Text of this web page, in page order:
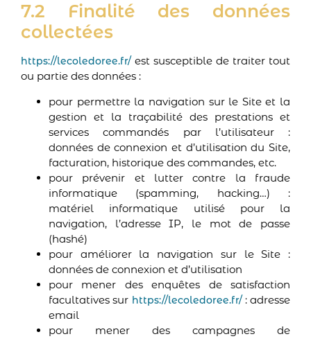
7.2 Finalité des données
collectées
https://lecoledoree.fr/est susceptible de traiter tout
ou partie des données :
pour permettre la navigation sur le Site et la
gestion et la traçabilité des prestations et
services commandés par l’utilisateur :
données de connexion et d’utilisation du Site,
facturation, historique des commandes, etc.
pour prévenir et lutter contre la fraude
informatique (spamming, hacking…) :
matériel informatique utilisé pour la
navigation, l’adresse IP, le mot de passe
(hashé)
pour améliorer la navigation sur le Site :
données de connexion et d’utilisation
pour mener des enquêtes de satisfaction
facultatives sur https://lecoledoree.fr/: adresse
email
pour mener des campagnes de